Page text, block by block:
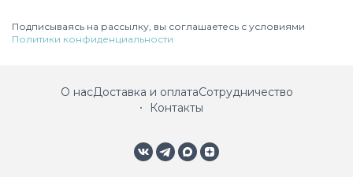
Подписываясь на рассылку, вы соглашаетесь с условиями
Политики конфиденциальности
О насДоставка и оплатаСотрудничество
Контакты